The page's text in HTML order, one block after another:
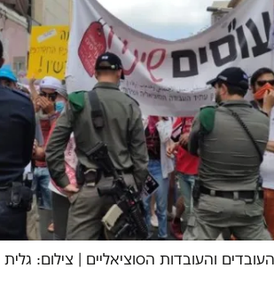
והעובדות הסוציאליים | צילום: